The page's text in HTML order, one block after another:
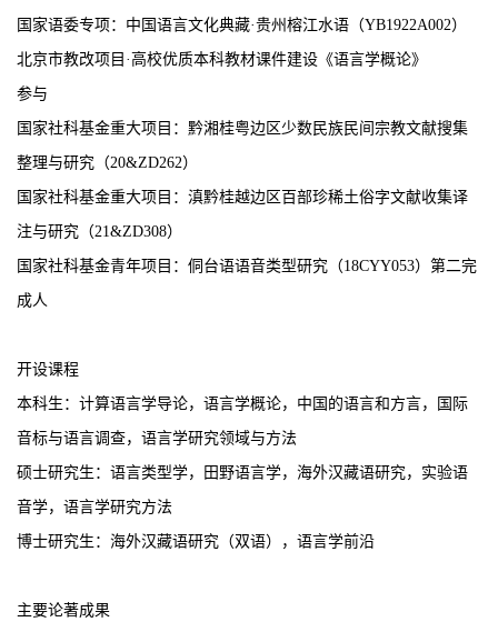
国家语委专项：中国语言文化典藏·贵州榕江水语（YB1922A002）
北京市教改项目 ·高校优质本科教材课件建设《语言学概论》
参与
国家社科基金重大项目 ：黔湘桂粤边区少数民族民间宗教文献搜集
整理与研究（20&ZD262）
国家社科基金重大项目：滇黔桂越边区百部珍稀土俗字文献收集译
注与研究（21&ZD308）
国家社科基金青年项目 ：侗台语语音类型研究（18CYY053）第二完
成人
开设课程
本科生：计算语言学导论，语言学概论，中国的语言和方言，国际
音标与语言调查，语言学研究领域与方法
硕士研究生：语言类型学，田野语言学，海外汉藏语研究，实验语
音学，语言学研究方法
博士研究生：海外汉藏语研究（双语），语言学前沿
主要论著成果